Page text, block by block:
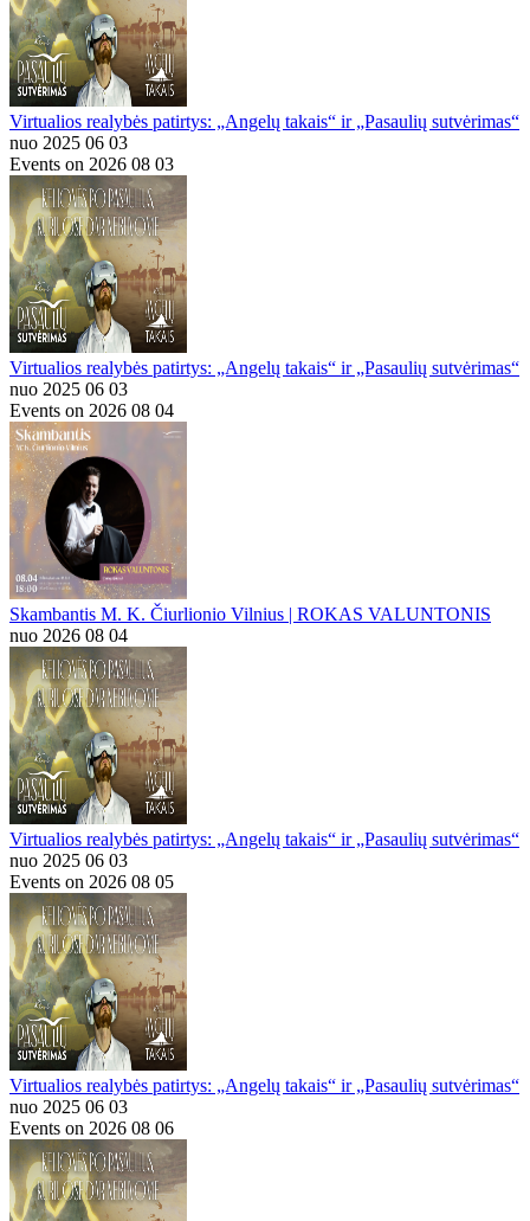
Virtualios realybės patirtys: „Angelų takais“ ir „Pasaulių sutvėrimas“
nuo 2025 06 03
Events on 2026 08 03
Virtualios realybės patirtys: „Angelų takais“ ir „Pasaulių sutvėrimas“
nuo 2025 06 03
Events on 2026 08 04
Skambantis M. K. Čiurlionio Vilnius | ROKAS VALUNTONIS
nuo 2026 08 04
Virtualios realybės patirtys: „Angelų takais“ ir „Pasaulių sutvėrimas“
nuo 2025 06 03
Events on 2026 08 05
Virtualios realybės patirtys: „Angelų takais“ ir „Pasaulių sutvėrimas“
nuo 2025 06 03
Events on 2026 08 06